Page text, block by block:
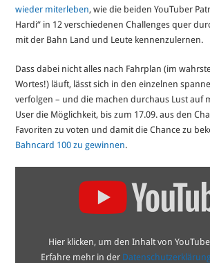
wieder miterleben, wie die beiden YouTuber
Hardi“ in 12 verschiedenen Challenges quer
mit der Bahn Land und Leute kennenzulernen.
Dass dabei nicht alles nach Fahrplan (im
Wortes!) läuft, lässt sich in den einzelnen
verfolgen – und die machen durchaus Lust auf
User die Möglichkeit, bis zum 17.09. aus den
Favoriten zu voten und damit die Chance zu
Bahncard 100 zu gewinnen.
Sommermärchen!
abgefahrener
Sommer“
Hier klicken, um den Inhalt von
Erfahre mehr in der